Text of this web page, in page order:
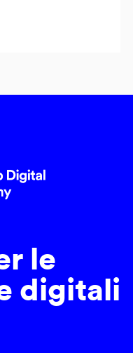
le
digitali